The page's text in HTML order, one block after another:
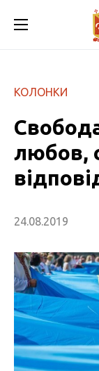
КОЛОНКИ
любов,
24.08.2019